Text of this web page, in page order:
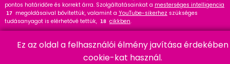
pontos határidőre és korrekt árra. Szolgáltatásainkat a mesterséges intelligencia
17 megoldásaival bővítettük, valamint a YouTube-sikerhez szükséges
tudásanyagot is elérhetővé tettük, 18 cikkben.
szakértőként ajánlom a 91 cikket és bővítményt.
Ez az oldal a felhasználói élmény javítása érdekében
cookie-kat használ.